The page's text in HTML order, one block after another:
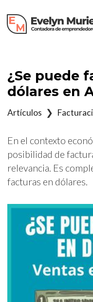
¿Se puede
dólares en
Artículos ❯
En el contexto
posibilidad de
relevancia. Es
facturas en dólares.